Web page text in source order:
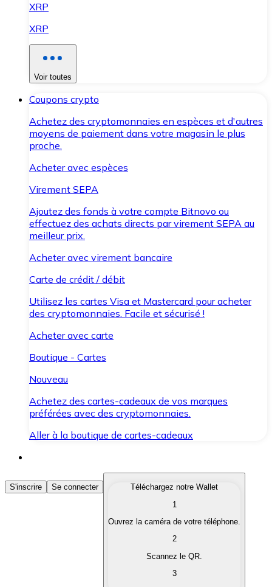
XRP
XRP
Voir toutes
Coupons crypto
Achetez des cryptomonnaies en espèces et d'autres
moyens de paiement dans votre magasin le plus
proche.
Acheter avec espèces
Virement SEPA
Ajoutez des fonds à votre compte Bitnovo ou
effectuez des achats directs par virement SEPA au
meilleur prix.
Acheter avec virement bancaire
Carte de crédit / débit
Utilisez les cartes Visa et Mastercard pour acheter
des cryptomonnaies. Facile et sécurisé !
Acheter avec carte
Boutique - Cartes
Nouveau
Achetez des cartes-cadeaux de vos marques
préférées avec des cryptomonnaies.
Aller à la boutique de cartes-cadeaux
Acheter des Cryptomonnaies
Achetez les cryptomonnaies qui vous intéressent
Convertissez vos cryptomonnaies en monnaie
S'inscrire Se connecter
Téléchargez notre Wallet
1
Ouvrez la caméra de votre téléphone.
2
Scannez le QR.
3